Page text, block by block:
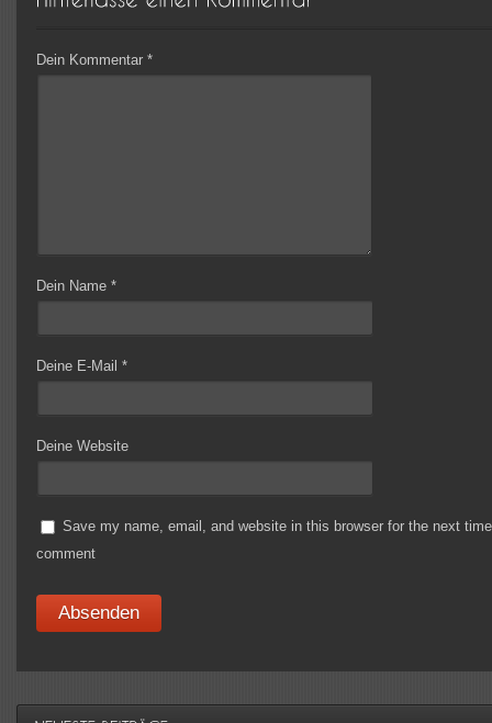
Dein Kommentar*
Dein Name*
Deine E-Mail*
Deine Website
Save my name, email, and website in this browser for the next
comment